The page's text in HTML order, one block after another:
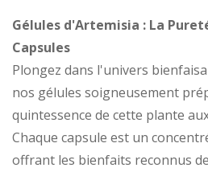
Gélules d'Artemisia : La
Capsules
Plongez dans l'univers
nos gélules soigneusement
quintessence de cette plante
Chaque capsule est un
offrant les bienfaits reconnus